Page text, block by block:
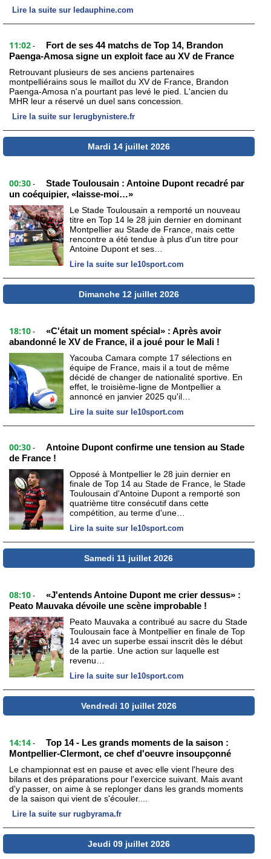
Lire la suite sur ledauphine.com
11:02 -
Fort de ses 44 matchs de Top 14, Brandon
Paenga-Amosa signe un exploit face au XV de France
Retrouvant plusieurs de ses anciens partenaires
montpelliérains sous le maillot du XV de France, Brandon
Paenga-Amosa n'a pourtant pas levé le pied. L'ancien du
MHR leur a réservé un duel sans concession.
Lire la suite sur lerugbynistere.fr
Mardi 14 juillet 2026
00:30 -
Stade Toulousain : Antoine Dupont recadré par
un coéquipier, «laisse-moi…»
Le Stade Toulousain a remporté un nouveau
titre en Top 14 le 28 juin dernier en dominant
Montpellier au Stade de France, mais cette
rencontre a été tendue à plus d'un titre pour
Antoine Dupont et ses…
Lire la suite sur le10sport.com
Dimanche 12 juillet 2026
18:10 -
«C'était un moment spécial» : Après avoir
abandonné le XV de France, il a joué pour le Mali !
Yacouba Camara compte 17 sélections en
équipe de France, mais il a tout de même
décidé de changer de nationalité sportive. En
effet, le troisième-ligne de Montpellier a
annoncé en janvier 2025 qu'il…
Lire la suite sur le10sport.com
00:30 -
Antoine Dupont confirme une tension au Stade
de France !
Opposé à Montpellier le 28 juin dernier en
finale de Top 14 au Stade de France, le Stade
Toulousain d'Antoine Dupont a remporté son
quatrième titre consécutif dans cette
compétition, au terme d'une…
Lire la suite sur le10sport.com
Samedi 11 juillet 2026
08:10 -
«J'entends Antoine Dupont me crier dessus» :
Peato Mauvaka dévoile une scène improbable !
Peato Mauvaka a contribué au sacre du Stade
Toulousain face à Montpellier en finale de Top
14 avec un superbe essai inscrit dès le début
de la partie. Une action sur laquelle est
revenu…
Lire la suite sur le10sport.com
Vendredi 10 juillet 2026
14:14 -
Top 14 - Les grands moments de la saison :
Montpellier-Clermont, ce chef d'oeuvre insoupçonné
Le championnat est en pause et avec elle vient l'heure des
bilans et des préparations pour l'exercice suivant. Mais avant
d'y passer, on aime à se replonger dans les grands moments
de la saison qui vient de s'écouler....
Lire la suite sur rugbyrama.fr
Jeudi 09 juillet 2026